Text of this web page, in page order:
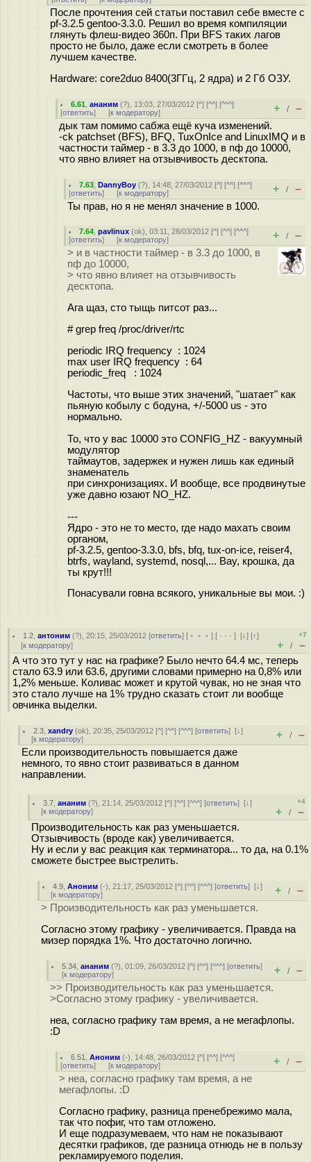
После прочтения сей статьи поставил себе вместе с
pf-3.2.5 gentoo-3.3.0. Решил во время компиляции
глянуть флеш-видео 360п. При BFS таких лагов
просто не было, даже если смотреть в более
лучшем качестве.
Hardware: core2duo 8400(3ГГц, 2 ядра) и 2 Гб ОЗУ.
6.61 ,ананим (?), 13:03, 27/03/2012 [^] [^^] [^^^]
[ответить] [к модератору] + / –
дык там помимо сабжа ещё куча изменений.
-ck patchset (BFS), BFQ, TuxOnIce and LinuxIMQ и в
частности таймер - в 3.3 до 1000, в пф до 10000,
что явно влияет на отзывчивость десктопа.
7.63 ,DannyBoy (?), 14:48, 27/03/2012 [^] [^^] [^^^]
[ответить] [к модератору] + / –
Ты прав, но я не менял значение в 1000.
7.64 ,pavlinux (ok), 03:11, 28/03/2012 [^] [^^] [^^^]
[ответить] [к модератору] + / –
> и в частности таймер - в 3.3 до 1000, в
пф до 10000,
> что явно влияет на отзывчивость
десктопа.
Ага щаз, сто тыщь питсот раз...
# grep freq /proc/driver/rtc
periodic IRQ frequency : 1024
max user IRQ frequency : 64
periodic_freq : 1024
Частоты, что выше этих значений, "шатает" как
пьяную кобылу с бодуна, +/-5000 us - это
нормально.
То, что у вас 10000 это CONFIG_HZ - вакуумный
модулятор
таймаутов, задержек и нужен лишь как единый
знаменатель
при синхронизациях. И вообще, все продвинутые
уже давно юзают NO_HZ.
---
Ядро - это не то место, где надо махать своим
органом,
pf-3.2.5, gentoo-3.3.0, bfs, bfq, tux-on-ice, reiser4,
btrfs, wayland, systemd, nosql,... Вау, крошка, да
ты крут!!!
Понасували говна всякого, уникальные вы мои. :)
1.2 ,антоним (?), 20:15, 25/03/2012 [ответить] [ ﹢﹢﹢] [ · · ·][↓] [↑]
[к модератору]
+7
+ / –
А что это тут у нас на графике? Было нечто 64.4 мс, теперь
стало 63.9 или 63.6, другими словами примерно на 0,8% или
1,2% меньше. Коливас может и крутой чувак, но не зная что
это стало лучше на 1% трудно сказать стоит ли вообще
овчинка выделки.
2.3 ,xandry (ok), 20:35, 25/03/2012 [^] [^^] [^^^] [ответить][↓]
[к модератору] + / –
Если производительность повышается даже
немного, то явно стоит развиваться в данном
направлении.
3.7 ,ананим (?), 21:14, 25/03/2012 [^] [^^] [^^^] [ответить][↓]
[к модератору]
+4
+ / –
Производительность как раз уменьшается.
Отзывчивость (вроде как) увеличивается.
Ну и если у вас реакция как терминатора... то да, на 0.1%
сможете быстрее выстрелить.
4.9 ,Аноним (-), 21:17, 25/03/2012 [^] [^^] [^^^] [ответить][↓]
[к модератору] + / –
> Производительность как раз уменьшается.
Согласно этому графику - увеличивается. Правда на
мизер порядка 1%. Что достаточно логично.
5.34 ,ананим (?), 01:09, 26/03/2012 [^] [^^] [^^^] [ответить]
[к модератору] + / –
>> Производительность как раз уменьшается.
>Согласно этому графику - увеличивается.
неа, согласно графику там время, а не мегафлопы.
:D
6.51 ,Аноним (-), 14:48, 26/03/2012 [^] [^^] [^^^]
[ответить] [к модератору] + / –
> неа, согласно графику там время, а не
мегафлопы. :D
Согласно графику, разница пренебрежимо мала,
так что пофиг, что там отложено.
И еще подразумеваем, что нам не показывают
десятки графиков, где разница отнюдь не в пользу
рекламируемого поделия.